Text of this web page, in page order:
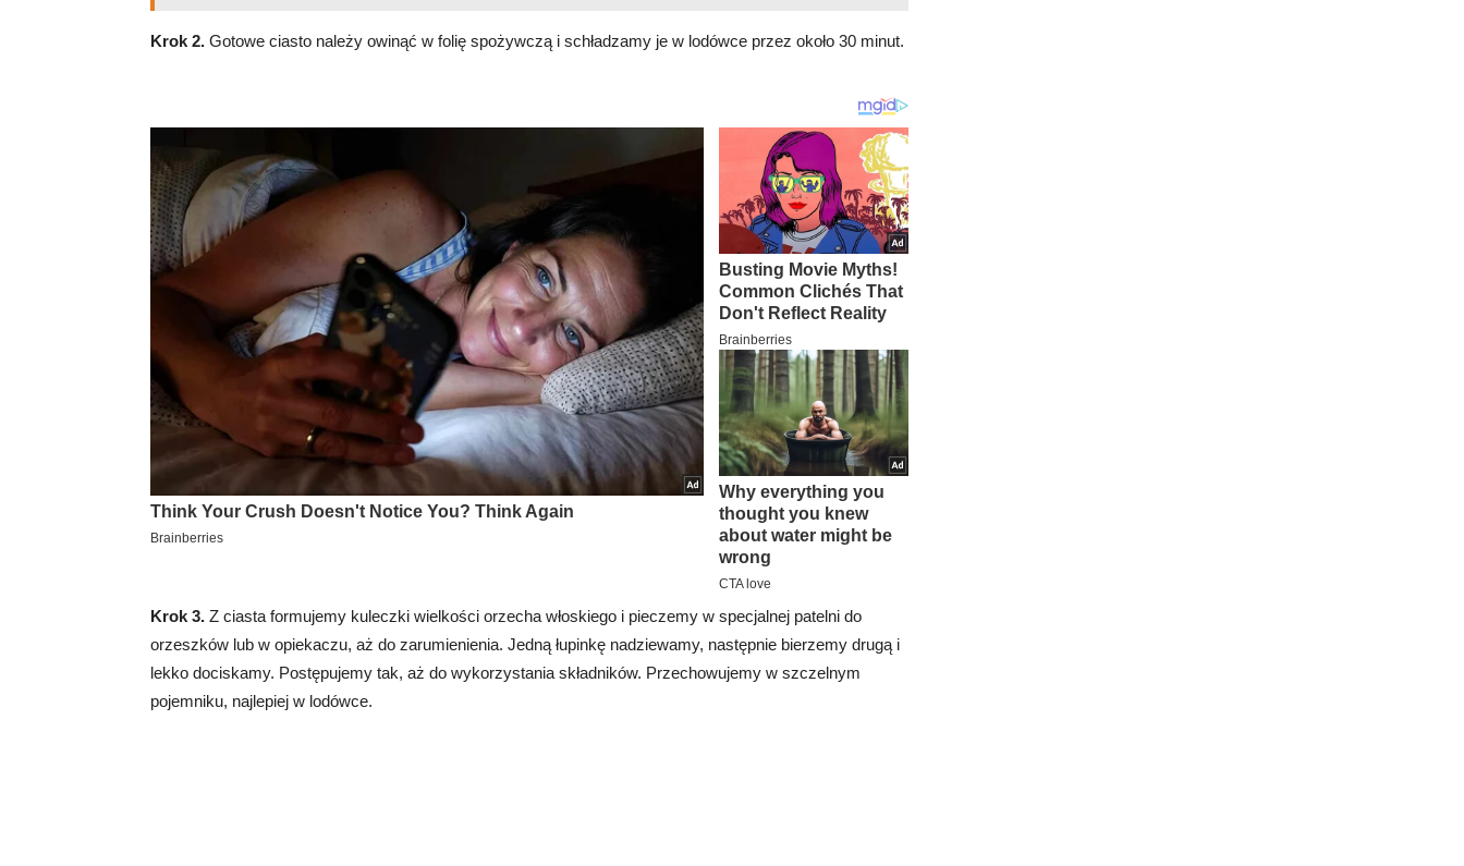
Krok 2. Gotowe ciasto należy owinąć w folię spożywczą i schładzamy je w lodówce przez około 30 minut.
Krok 3. Z ciasta formujemy kuleczki wielkości orzecha włoskiego i pieczemy w specjalnej patelni do
orzeszków lub w opiekaczu, aż do zarumienienia. Jedną łupinkę nadziewamy, następnie bierzemy drugą i
lekko dociskamy. Postępujemy tak, aż do wykorzystania składników. Przechowujemy w szczelnym
pojemniku, najlepiej w lodówce.